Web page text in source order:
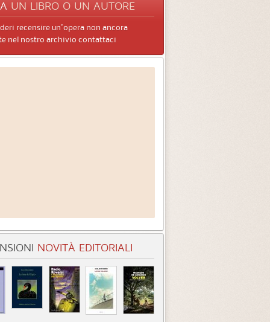
UN LIBRO O UN AUTORE
recensire un'opera non ancora
nel nostro archivio contattaci
NOVITÀ EDITORIALI